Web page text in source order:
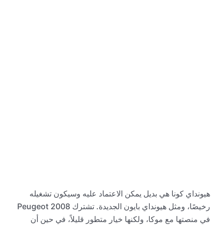
هيونداي كونا هي بديل يمكن الاعتماد عليه وسيكون تشغيله
رخيصًا، ومثل هيونداي بايون الجديدة. تشترك Peugeot 2008
في منصتها مع موكا، ولكنها خيار متطور قليلاً، في حين أن